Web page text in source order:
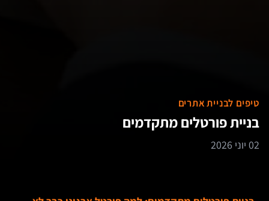
טיפים לבניית אתרים
בניית פורטלים מתקדמים
02 יוני 2026